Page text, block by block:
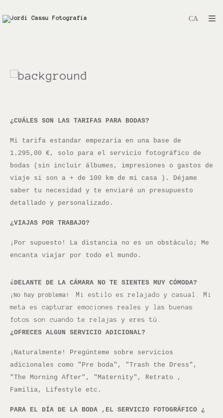
¿CUÁLES SON LAS TARIFAS PARA BODAS?
Mi tarifa estandar empezaría en una base de
1.295,00 €, solo para el servicio fotográfico de
bodas (sin incluir álbumes, impresiones o gastos de
viaje si son a + de 100 km de mi casa ). Déjame
saber tu necesidad y te enviaré un presupuesto
detallado y personalizado.
¿VIAJAS POR TRABAJO?
¡Por supuesto! La distancia no es un obstáculo; Me
encanta viajar por todo el mundo.
¿DELANTE DE LA CÁMARA NO TE SIENTES MUY CÓMODA?
¡No hay problema!
Mi estilo es relajado y casual. Mi
meta es capturar emociones reales y las buenas
fotos son cuando te relajas y eres tú.
¿OFRECES ALGUN SERVICIO ADICIONAL?
¡Naturalmente! Pregúnteme sobre servicios
adicionales como "Pre boda", "Trash the Dress",
"The Morning After", "Maternity", Retrato ,
Familia, Lifestyle etc.
PARA EL DÍA DE LA BODA ,EL SERVICIO FOTOGRÁFICO ¿